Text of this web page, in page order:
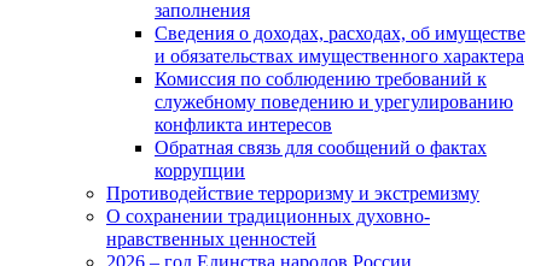
заполнения
Сведения о доходах, расходах, об имуществе
и обязательствах имущественного характера
Комиссия по соблюдению требований к
служебному поведению и урегулированию
конфликта интересов
Обратная связь для сообщений о фактах
коррупции
Противодействие терроризму и экстремизму
О сохранении традиционных духовно-
нравственных ценностей
2026 – год Единства народов России